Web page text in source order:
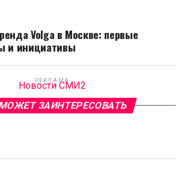
Volga в Москве: первые
и инициативы
РЕКЛАМА
Новости СМИ2
ЗАИНТЕРЕСОВАТЬ